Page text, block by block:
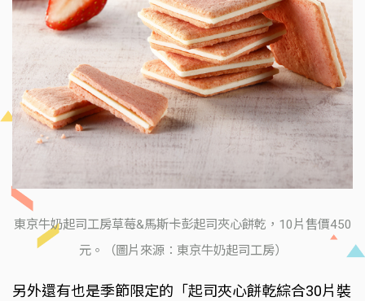
東京牛奶起司工房草莓&馬斯卡彭起司夾心餅乾，10片售價450
元。（圖片來源：東京牛奶起司工房）
另外還有也是季節限定的「起司夾心餅乾綜合30片裝